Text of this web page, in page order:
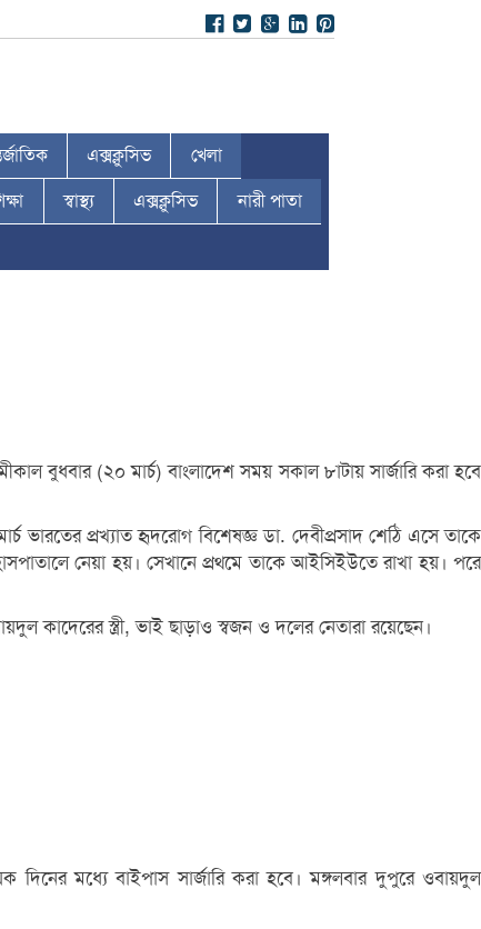
এক্সক্লুসিভ খেলা
স্বাস্থ্য এক্সক্লুসিভ নারী পাতা
বুধবার (২০ মার্চ) বাংলাদেশ সময় সকাল ৮াটায় সার্জারি করা হবে
ভারতের প্রখ্যাত হৃদরোগ বিশেষজ্ঞ ডা. দেবীপ্রসাদ শেঠি এসে তাকে
নেয়া হয়। সেখানে প্রথমে তাকে আইসিইউতে রাখা হয়। পরে
কাদেরের স্ত্রী, ভাই ছাড়াও স্বজন ও দলের নেতারা রয়েছেন।
দিনের মধ্যে বাইপাস সার্জারি করা হবে। মঙ্গলবার দুপুরে ওবায়দুল